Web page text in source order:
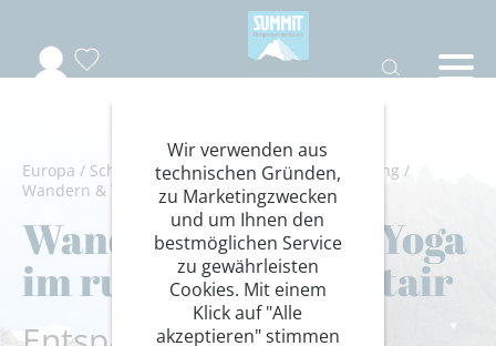
Europa / Schweiz /Val Müstair/ Wandern/Trekking /
Wandern & Yoga
Wanderungen und Yoga
im ruhigen Val Müstair
Wir verwenden aus
technischen Gründen,
zu Marketingzwecken
und um Ihnen den
bestmöglichen Service
zu gewährleisten
Cookies. Mit einem
Klick auf "Alle
akzeptieren" stimmen